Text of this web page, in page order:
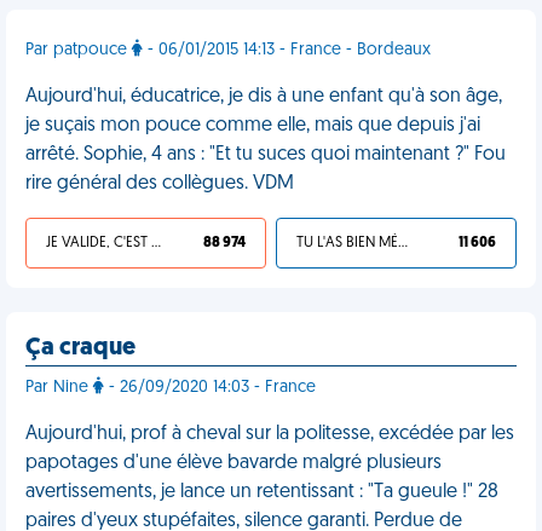
Par patpouce - 06/01/2015 14:13 - France - Bordeaux
Aujourd'hui, éducatrice, je dis à une enfant qu'à son âge,
je suçais mon pouce comme elle, mais que depuis j'ai
arrêté. Sophie, 4 ans : "Et tu suces quoi maintenant ?" Fou
rire général des collègues. VDM
JE VALIDE, C'EST UNE VDM 88 974 TU L'AS BIEN MÉRITÉ 11 606
Ça craque
Par Nine - 26/09/2020 14:03 - France
Aujourd'hui, prof à cheval sur la politesse, excédée par les
papotages d'une élève bavarde malgré plusieurs
avertissements, je lance un retentissant : "Ta gueule !" 28
paires d'yeux stupéfaites, silence garanti. Perdue de